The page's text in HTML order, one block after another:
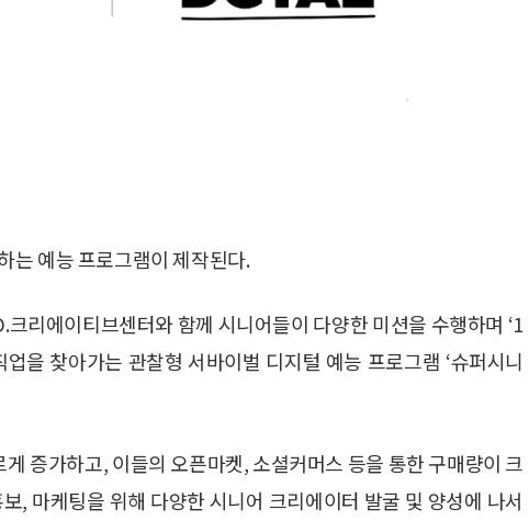
는 예능 프로그램이 제작된다.
리에이티브센터와 함께 시니어들이 다양한 미션을 수행하며 ‘1
을 찾아가는 관찰형 서바이벌 디지털 예능 프로그램 ‘슈퍼시니
증가하고, 이들의 오픈마켓, 소셜커머스 등을 통한 구매량이 크
, 마케팅을 위해 다양한 시니어 크리에이터 발굴 및 양성에 나서